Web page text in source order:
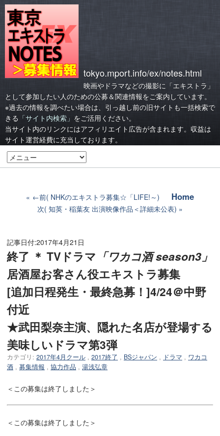
tokyo.mport.info/ex/notes.html
映画やドラマなどの撮影に「エキストラ」
として参加したい人のための公募＆関連情報をご案内しています。
※過去の情報を調べたい場合は、引っ越し前の旧サイトも一括検索で
きる 「サイト内検索」 をご活用ください。
当サイト内のリンクにはアフィリエイト広告が含まれます。収益は
サイト運営経費に充当しております。
←前( NHKのエキストラ募集☆「LIFE!～) Home
次( 知英・稲葉友 出演映像作品＜詳細未公表)
記事日付:2017年4月21日
終了 ＊ TVドラマ 「ワカコ酒 season3」
居酒屋お客さん役エキストラ募集
[追加日程発生・最終急募！]4/24＠中野
付近
★武田梨奈主演、隠れた名店が登場する
美味しいドラマ第3弾
カテゴリ: 2017年4月クール , 2017終了 , BSジャパン , ドラマ , ワカコ
酒 , 募集情報 , 協力作品 , 湯浅弘章
＜この募集は終了しました＞
＜この募集は終了しました＞